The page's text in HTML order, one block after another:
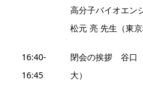
高分子バイオエン
松元 亮 先生（東京
16:40-
16:45
閉会の挨拶 谷口
大）